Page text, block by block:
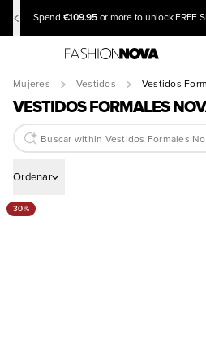
Spend €109.95 or more to unlock FREE
Mujeres Vestidos Vestidos
VESTIDOS FORMALES
Ordenar
30%